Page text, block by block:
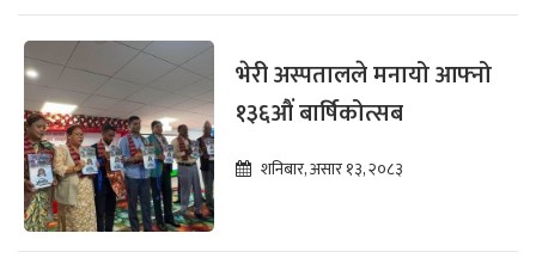
भेरी अस्पतालले मनायो आफ्नो
१३६औं बार्षिकोत्सब
शनिबार, असार १३, २०८३